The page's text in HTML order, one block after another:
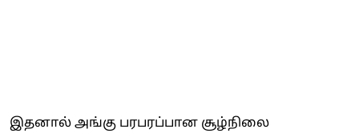
இதனால் அங்கு பரபரப்பான சூழ்நிலை